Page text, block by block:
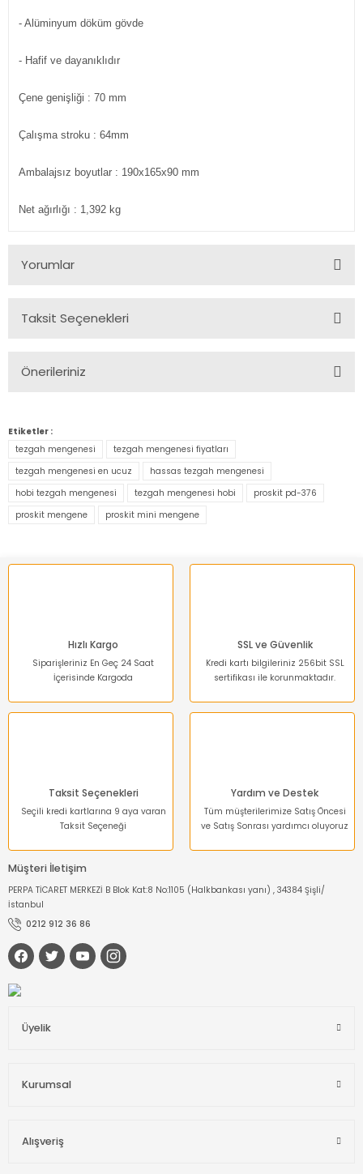
- Alüminyum döküm gövde
- Hafif ve dayanıklıdır
Çene genişliği : 70 mm
Çalışma stroku : 64mm
Ambalajsız boyutlar : 190x165x90 mm
Net ağırlığı : 1,392 kg
Yorumlar
Taksit Seçenekleri
Önerileriniz
konularda yetersiz gördüğünüz noktaları öneri formunu
kullanarak tarafımıza iletebilirsiniz.
Görüş ve önerileriniz için teşekkür ederiz.
Ürün resmi kalitesiz, bozuk veya görüntülenemiyor.
Ürün açıklamasında eksik bilgiler bulunuyor.
Ürün fiyatı diğer sitelerden daha pahalı.
Gönder
Etiketler :
tezgah mengenesi
tezgah mengenesi fiyatları
tezgah mengenesi en ucuz
hassas tezgah mengenesi
hobi tezgah mengenesi
tezgah mengenesi hobi
proskit pd-376
proskit mengene
proskit mini mengene
Hızlı Kargo
Siparişleriniz En Geç 24 Saat
İçerisinde Kargoda
SSL ve Güvenlik
Kredi kartı bilgileriniz 256bit SSL
sertifikası ile korunmaktadır.
Taksit Seçenekleri
Seçili kredi kartlarına 9 aya varan
Taksit Seçeneği
Yardım ve Destek
Tüm müşterilerimize Satış Öncesi
ve Satış Sonrası yardımcı oluyoruz
Müşteri İletişim
PERPA TİCARET MERKEZİ B Blok Kat:8 No:1105 (Halkbankası yanı) , 34384 Şişli/
İstanbul
0212 912 36 86
Üyelik
Kurumsal
Alışveriş